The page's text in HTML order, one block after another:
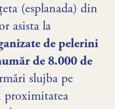
(esplanada) din
asista la
de pelerini
de 8.000 de
slujba pe
proximitatea